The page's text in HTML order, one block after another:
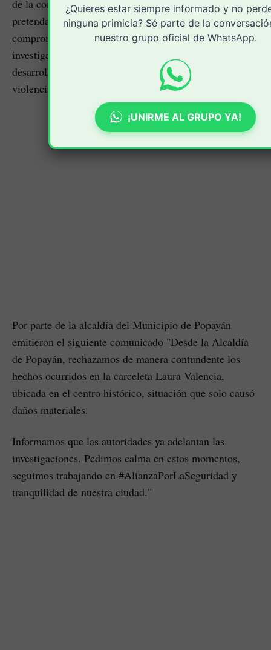
de la comunidad. Rechazamos cualquier acto que
pretenda sembrar miedo y ratificamos nuestro
compromiso con la protección de los payaneses. Las
investigaciones están en marcha y seguimos atentos a su
desarrollo. ¡El Cauca no cederá ante la
violencia!
Por parte de la alcaldía del Municipio de Popayán
emitieron el siguiente comunicado "Desde la Alcaldía
de Popayán, rechazamos de manera contundente los
hechos ocurridos en la carceleta Laura Valencia,
ubicada en el centro histórico, situación que solo causó
daños materiales.
Informamos que las autoridades ya adelantan las
investigaciones. Pedimos calma en estos momentos,
seguimos trabajando en #AlianzaPorLaSeguridad y
tranquilidad de nuestra ciudad."
¿Quieres estar siempre informado y no
ninguna primicia? Sé parte de la
nuestro grupo oficial de WhatsApp.
¡UNIRME AL GRUPO YA!